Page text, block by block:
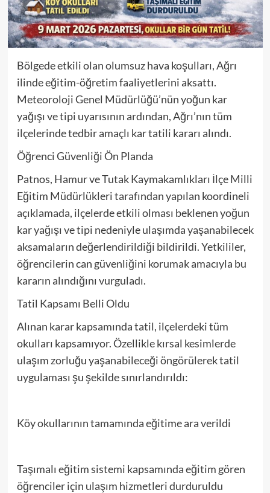
Bölgede etkili olan olumsuz hava koşulları, Ağrı
ilinde eğitim-öğretim faaliyetlerini aksattı.
Meteoroloji Genel Müdürlüğü’nün yoğun kar
yağışı ve tipi uyarısının ardından, Ağrı’nın tüm
ilçelerinde tedbir amaçlı kar tatili kararı alındı.
Öğrenci Güvenliği Ön Planda
Patnos, Hamur ve Tutak Kaymakamlıkları İlçe Milli
Eğitim Müdürlükleri tarafından yapılan koordineli
açıklamada, ilçelerde etkili olması beklenen yoğun
kar yağışı ve tipi nedeniyle ulaşımda yaşanabilecek
aksamaların değerlendirildiği bildirildi. Yetkililer,
öğrencilerin can güvenliğini korumak amacıyla bu
kararın alındığını vurguladı.
Tatil Kapsamı Belli Oldu
Alınan karar kapsamında tatil, ilçelerdeki tüm
okulları kapsamıyor. Özellikle kırsal kesimlerde
ulaşım zorluğu yaşanabileceği öngörülerek tatil
uygulaması şu şekilde sınırlandırıldı:
Köy okullarının tamamında eğitime ara verildi
Taşımalı eğitim sistemi kapsamında eğitim gören
öğrenciler için ulaşım hizmetleri durduruldu